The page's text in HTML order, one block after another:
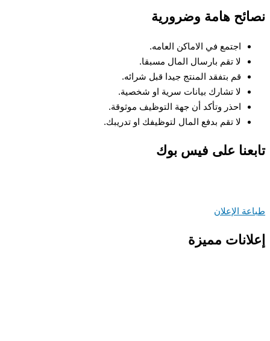
نصائح هامة وضرورية
اجتمع في الاماكن العامه.
لا تقم بارسال المال مسبقا.
قم بتفقد المنتج جيدا قبل شرائه.
لا تشارك بيانات سرية او شخصية.
احذر وتأكد أن جهة التوظيف موثوقة.
لا تقم بدفع المال لتوظيفك او تدريبك.
تابعنا على فيس بوك
طباعة الإعلان
إعلانات مميزة